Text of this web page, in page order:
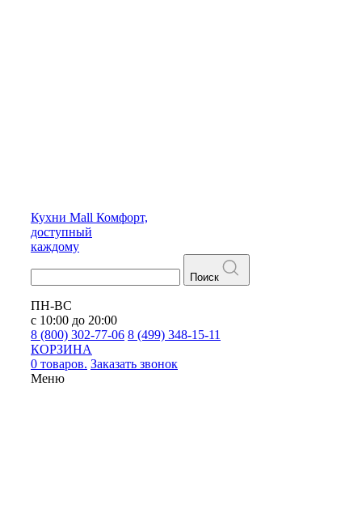
Кухни Mall Комфорт,
доступный
каждому
Поиск
ПН-ВС
с 10:00 до 20:00
8 (800) 302-77-06 8 (499) 348-15-11
КОРЗИНА
0 товаров. Заказать звонок
Меню